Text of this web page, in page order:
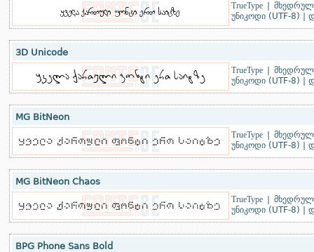
TrueType|
უნიკოდი (UTF-8)
3D Unicode
TrueType|
უნიკოდი (UTF-8)
MG BitNeon
TrueType|
უნიკოდი (UTF-8)
MG BitNeon Chaos
TrueType|
უნიკოდი (UTF-8)
BPG Phone Sans Bold